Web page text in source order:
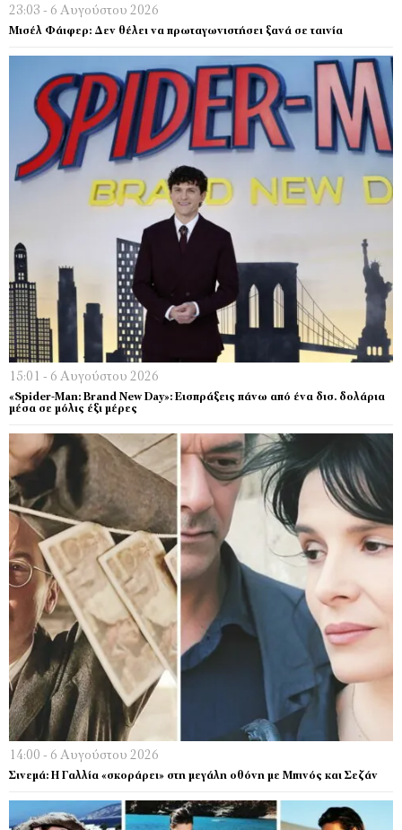
23:03 - 6 Αυγούστου 2026
Μισέλ Φάιφερ: Δεν θέλει να πρωταγωνιστήσει ξανά σε ταινία
15:01 - 6 Αυγούστου 2026
«Spider-Man: Brand New Day»: Εισπράξεις πάνω από ένα δισ. δολάρια
μέσα σε μόλις έξι μέρες
14:00 - 6 Αυγούστου 2026
Σινεμά: Η Γαλλία «σκοράρει» στη μεγάλη οθόνη με Μπινός και Σεζάν